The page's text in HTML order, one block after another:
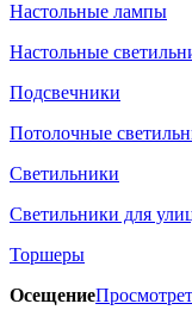
Настольные лампы
Настольные
Подсвечники
Потолочные
Светильники
Светильники для
Торшеры
Осещение